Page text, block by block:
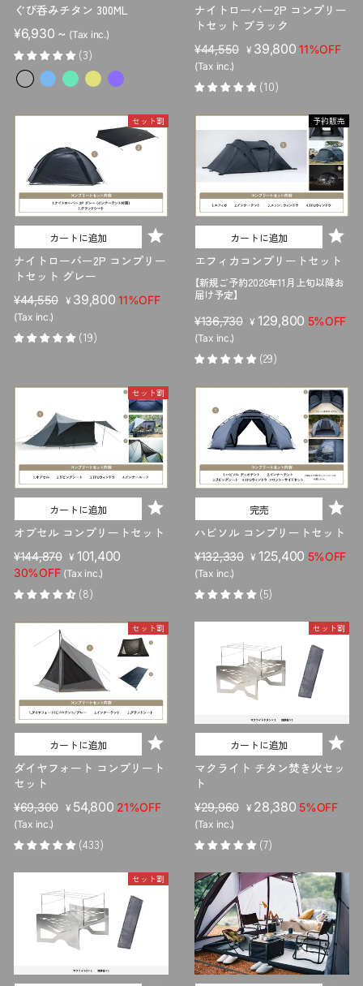
ぐび呑みチタン 300ML
¥6,930 ~ (Tax inc.)
(3)
ナイトローバー2P コンプリー
トセット ブラック
販
売
価
格
¥44,550 セ
ル
価
格
¥ 39,80011%OFF
(Tax inc.)
(10)
セット割
カートに追加
ナイトローバー2P コンプリー
トセット グレー
販
売
価
¥44,550 セ
ル
¥ 39,80011%OFF
(Tax inc.)
(19)
予約販売
カートに追加
エフィカコンプリートセット
【新規ご予約2026年11月上旬以降お
届け予定】
販
売
価
¥136,730 セ
ル
価
格
¥ 129,800 5%OFF
(Tax inc.)
(29)
セット割
カートに追加
オブセル コンプリートセット
販
売
価
¥144,870 セ
ー
ル
価
格
¥ 101,400
30%OFF (Tax inc.)
(8)
完売
ハビソル コンプリートセット
販
売
価
¥132,330 セ
ル
価
格
¥ 125,400 5%OFF
(Tax inc.)
(5)
セット割
カートに追加
ダイヤフォート コンプリート
セット
販
売
価
¥69,300 セ
ル
格
¥ 54,800 21%OFF
(Tax inc.)
(433)
セット割
カートに追加
マクライト チタン焚き火セッ
ト
販
売
価
¥29,960 セ
ル
格
¥ 28,380 5%OFF
(Tax inc.)
(7)
セット割